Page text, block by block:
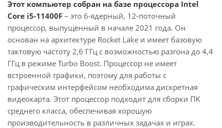
Этот компьютер собран на базе процессора Intel
Core i5-11400F – это 6-ядерный, 12-поточный
процессор, выпущенный в начале 2021 года. Он
основан на архитектуре Rocket Lake и имеет базовую
тактовую частоту 2,6 ГГц с возможностью разгона до 4,4
ГГц в режиме Turbo Boost. Процессор не имеет
встроенной графики, поэтому для работы с
графическим интерфейсом необходима дискретная
видеокарта. Этот процессор подходит для сборки ПК
среднего класса, обеспечивая хорошую
производительность в различных задачах и играх.